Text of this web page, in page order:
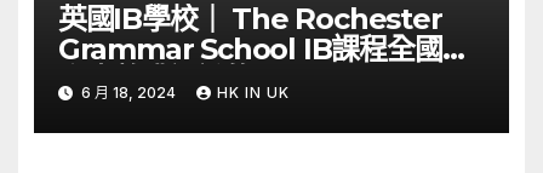
英國IB學校｜ The Rochester
Grammar School IB課程全國第
六少數獲認證的Thinking School
6 月 18, 2024 HK IN UK